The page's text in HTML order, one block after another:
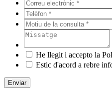
He llegit i accepto la
Estic d'acord a rebre
Enviar